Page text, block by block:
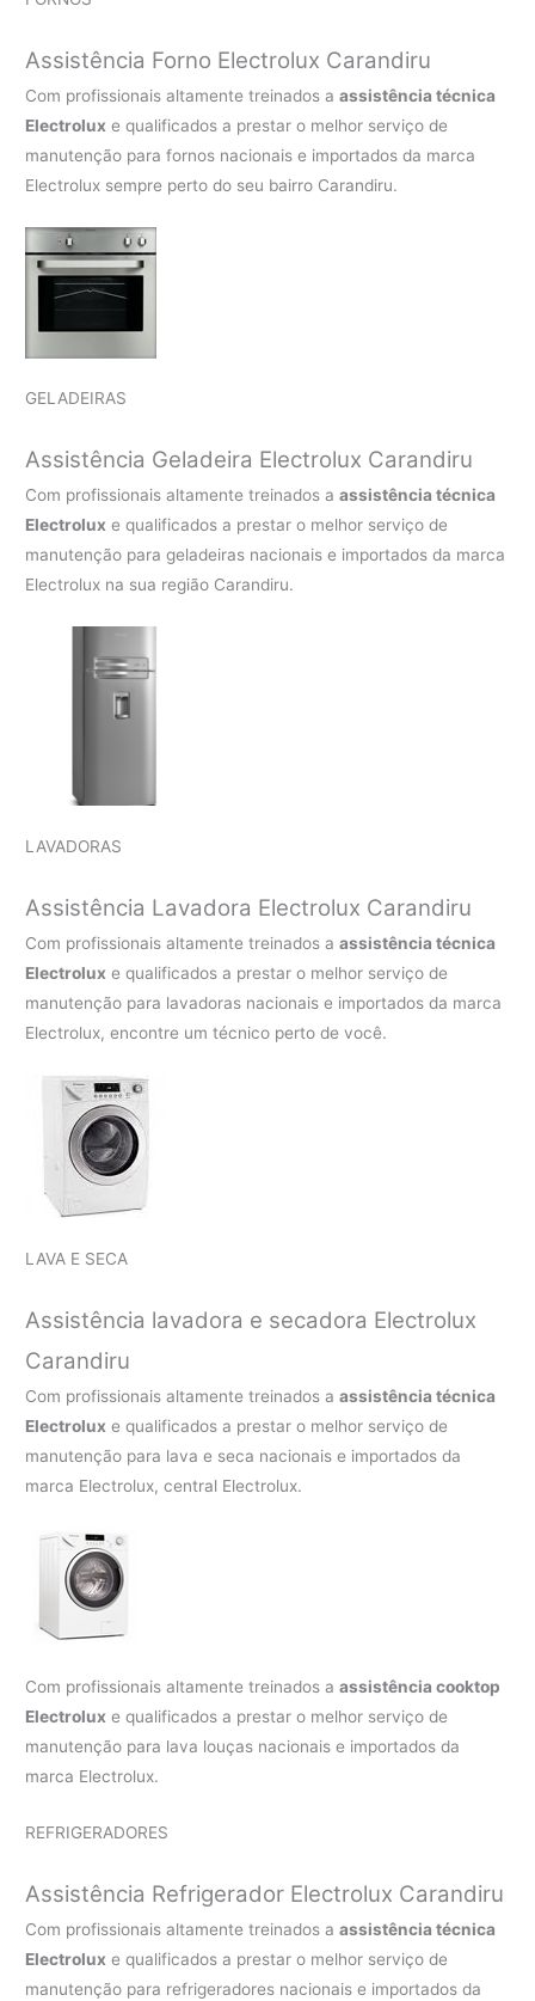
Assistência Forno Electrolux Carandiru
Com profissionais altamente treinados aassistência técnica
Electrolux e qualificados a prestar o melhor serviço de
manutenção para fornos nacionais e importados da marca
Electrolux sempre perto do seu bairro Carandiru.
GELADEIRAS
Assistência Geladeira Electrolux Carandiru
Com profissionais altamente treinados aassistência técnica
Electrolux e qualificados a prestar o melhor serviço de
manutenção para geladeiras nacionais e importados da marca
Electrolux na sua região Carandiru.
LAVADORAS
Assistência Lavadora Electrolux Carandiru
Com profissionais altamente treinados aassistência técnica
Electrolux e qualificados a prestar o melhor serviço de
manutenção para lavadoras nacionais e importados da marca
Electrolux, encontre um técnico perto de você.
LAVA E SECA
Assistência lavadora e secadora Electrolux
Carandiru
Com profissionais altamente treinados aassistência técnica
Electrolux e qualificados a prestar o melhor serviço de
manutenção para lava e seca nacionais e importados da
marca Electrolux, central Electrolux.
Com profissionais altamente treinados aassistência cooktop
Electrolux e qualificados a prestar o melhor serviço de
manutenção para lava louças nacionais e importados da
marca Electrolux.
REFRIGERADORES
Assistência Refrigerador Electrolux Carandiru
Com profissionais altamente treinados aassistência técnica
Electrolux e qualificados a prestar o melhor serviço de
manutenção para refrigeradores nacionais e importados da